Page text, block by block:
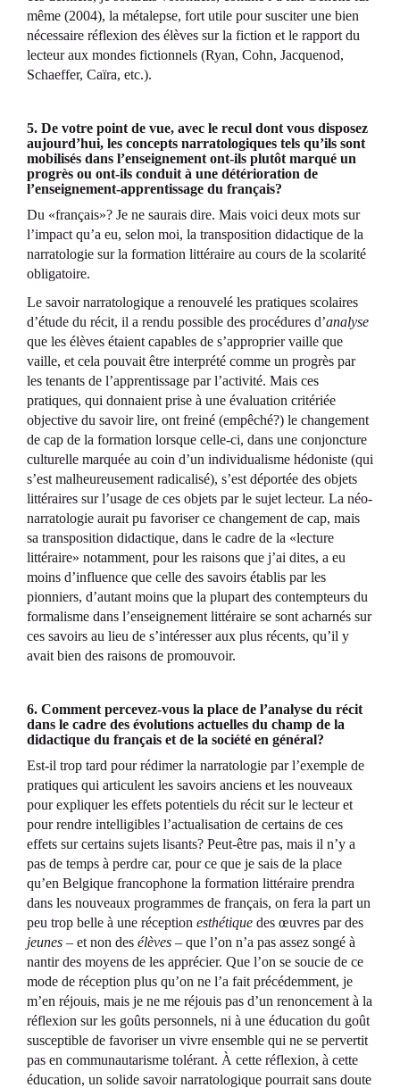
même (2004), la métalepse, fort utile pour susciter une bien
nécessaire réflexion des élèves sur la fiction et le rapport du
lecteur aux mondes fictionnels (Ryan, Cohn, Jacquenod,
Schaeffer, Caïra, etc.).
5. De votre point de vue, avec le recul dont vous disposez
aujourd’hui, les concepts narratologiques tels qu’ils sont
mobilisés dans l’enseignement ont-ils plutôt marqué un
progrès ou ont-ils conduit à une détérioration de
l’enseignement-apprentissage du français?
Du «français»? Je ne saurais dire. Mais voici deux mots sur
l’impact qu’a eu, selon moi, la transposition didactique de la
narratologie sur la formation littéraire au cours de la scolarité
obligatoire.
Le savoir narratologique a renouvelé les pratiques scolaires
d’étude du récit, il a rendu possible des procédures d’analyse
que les élèves étaient capables de s’approprier vaille que
vaille, et cela pouvait être interprété comme un progrès par
les tenants de l’apprentissage par l’activité. Mais ces
pratiques, qui donnaient prise à une évaluation critériée
objective du savoir lire, ont freiné (empêché?) le changement
de cap de la formation lorsque celle-ci, dans une conjoncture
culturelle marquée au coin d’un individualisme hédoniste (qui
s’est malheureusement radicalisé), s’est déportée des objets
littéraires sur l’usage de ces objets par le sujet lecteur. La néo-
narratologie aurait pu favoriser ce changement de cap, mais
sa transposition didactique, dans le cadre de la «lecture
littéraire» notamment, pour les raisons que j’ai dites, a eu
moins d’influence que celle des savoirs établis par les
pionniers, d’autant moins que la plupart des contempteurs du
formalisme dans l’enseignement littéraire se sont acharnés sur
ces savoirs au lieu de s’intéresser aux plus récents, qu’il y
avait bien des raisons de promouvoir.
6. Comment percevez-vous la place de l’analyse du récit
dans le cadre des évolutions actuelles du champ de la
didactique du français et de la société en général?
Est-il trop tard pour rédimer la narratologie par l’exemple de
pratiques qui articulent les savoirs anciens et les nouveaux
pour expliquer les effets potentiels du récit sur le lecteur et
pour rendre intelligibles l’actualisation de certains de ces
effets sur certains sujets lisants? Peut-être pas, mais il n’y a
pas de temps à perdre car, pour ce que je sais de la place
qu’en Belgique francophone la formation littéraire prendra
dans les nouveaux programmes de français, on fera la part un
peu trop belle à une réception esthétique des œuvres par des
jeunes – et non des élèves – que l’on n’a pas assez songé à
nantir des moyens de les apprécier. Que l’on se soucie de ce
mode de réception plus qu’on ne l’a fait précédemment, je
m’en réjouis, mais je ne me réjouis pas d’un renoncement à la
réflexion sur les goûts personnels, ni à une éducation du goût
susceptible de favoriser un vivre ensemble qui ne se pervertit
pas en communautarisme tolérant. À cette réflexion, à cette
éducation, un solide savoir narratologique pourrait sans doute